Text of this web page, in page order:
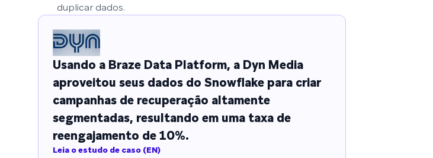
duplicar dados.
Usando a Braze Data Platform, a Dyn Media
aproveitou seus dados do Snowflake para criar
campanhas de recuperação altamente
segmentadas, resultando em uma taxa de
reengajamento de 10%.
Leia o estudo de caso (EN)